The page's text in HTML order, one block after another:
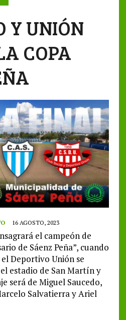
Y UNIÓN
COPA
16 AGOSTO, 2023
el campeón de
de Sáenz Peña”, cuando
Deportivo Unión se
estadio de San Martín y
será de Miguel Saucedo,
Salvatierra y Ariel